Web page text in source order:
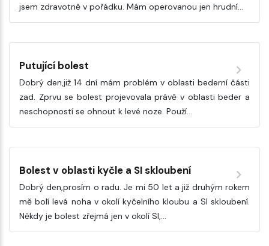
jsem zdravotně v pořádku. Mám operovanou jen hrudní…
Putující bolest
Dobrý den,již 14 dní mám problém v oblasti bederní části
zad. Zprvu se bolest projevovala právě v oblasti beder a
neschopností se ohnout k levé noze. Použí…
Bolest v oblasti kyčle a SI skloubení
Dobrý den,prosím o radu. Je mi 50 let a již druhým rokem
mě bolí levá noha v okolí kyčelního kloubu a SI skloubení.
Někdy je bolest zřejmá jen v okolí SI,…